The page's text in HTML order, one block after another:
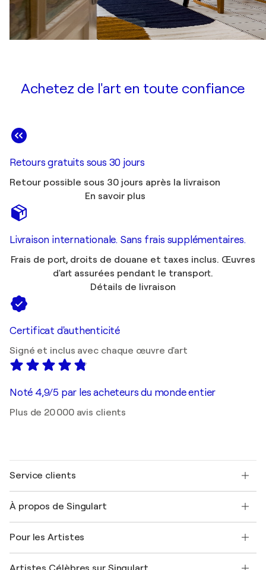
Achetez de l'art en toute confiance
Retours gratuits sous 30 jours
Retour possible sous 30 jours après la livraison
En savoir plus
Livraison internationale. Sans frais supplémentaires.
Frais de port, droits de douane et taxes inclus. Œuvres
d'art assurées pendant le transport.
Détails de livraison
Certificat d'authenticité
Signé et inclus avec chaque œuvre d'art
Noté 4,9/5 par les acheteurs du monde entier
Plus de 20 000 avis clients
Service clients
Expédition
Offrir une carte cadeau
Rejoignez notre programme commercial
Mon compte
À propos de Singulart
FAQ
Pour les Artistes